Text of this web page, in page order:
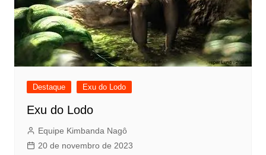
Destaque Exu do Lodo
Exu do Lodo
Equipe Kimbanda Nagô
20 de novembro de 2023